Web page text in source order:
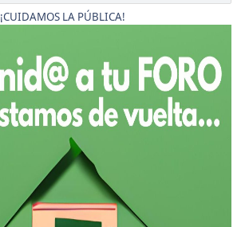
¡CUIDAMOS LA PÚBLICA!